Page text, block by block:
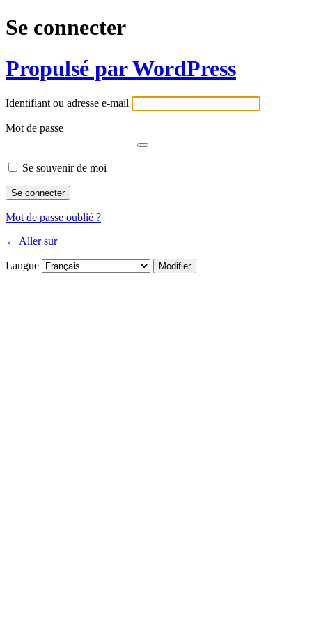
Se connecter
Propulsé par WordPress
Identifiant ou adresse e-mail
Mot de passe
Se souvenir de moi
Mot de passe oublié ?
← Aller sur
Langue